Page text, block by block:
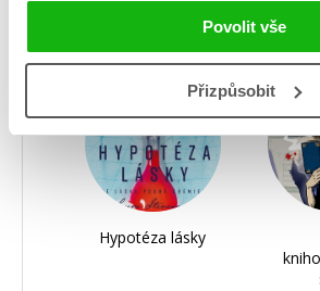
Povolit vše
Přizpůsobit
Hypotéza lásky